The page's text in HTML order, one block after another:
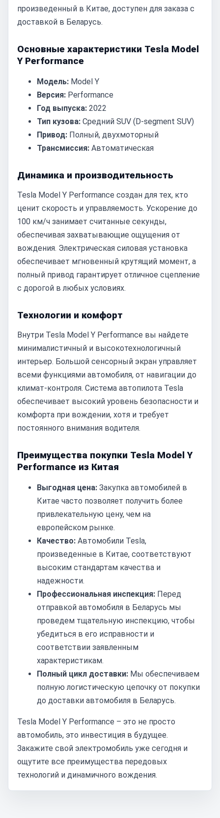
произведенный в Китае, доступен для заказа с
доставкой в Беларусь.
Основные характеристики Tesla Model
Y Performance
Модель: Model Y
Версия: Performance
Год выпуска: 2022
Тип кузова: Средний SUV (D-segment SUV)
Привод: Полный, двухмоторный
Трансмиссия: Автоматическая
Динамика и производительность
Tesla Model Y Performance создан для тех, кто
ценит скорость и управляемость. Ускорение до
100 км/ч занимает считанные секунды,
обеспечивая захватывающие ощущения от
вождения. Электрическая силовая установка
обеспечивает мгновенный крутящий момент, а
полный привод гарантирует отличное сцепление
с дорогой в любых условиях.
Технологии и комфорт
Внутри Tesla Model Y Performance вы найдете
минималистичный и высокотехнологичный
интерьер. Большой сенсорный экран управляет
всеми функциями автомобиля, от навигации до
климат-контроля. Система автопилота Tesla
обеспечивает высокий уровень безопасности и
комфорта при вождении, хотя и требует
постоянного внимания водителя.
Преимущества покупки Tesla Model Y
Performance из Китая
Выгодная цена: Закупка автомобилей в
Китае часто позволяет получить более
привлекательную цену, чем на
европейском рынке.
Качество: Автомобили Tesla,
произведенные в Китае, соответствуют
высоким стандартам качества и
надежности.
Профессиональная инспекция: Перед
отправкой автомобиля в Беларусь мы
проведем тщательную инспекцию, чтобы
убедиться в его исправности и
соответствии заявленным
характеристикам.
Полный цикл доставки: Мы обеспечиваем
полную логистическую цепочку от покупки
до доставки автомобиля в Беларусь.
Tesla Model Y Performance – это не просто
автомобиль, это инвестиция в будущее.
Закажите свой электромобиль уже сегодня и
ощутите все преимущества передовых
технологий и динамичного вождения.